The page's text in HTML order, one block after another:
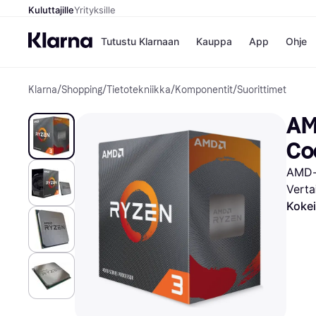
KuluttajilleYrityksille
Tutustu Klarnaan Kauppa
Kaupat
Gigantti
H&M
Peten
Wolt
App Ohje
Klarna/Shopping/Tietotekniikka/Komponentit/Suorittimet